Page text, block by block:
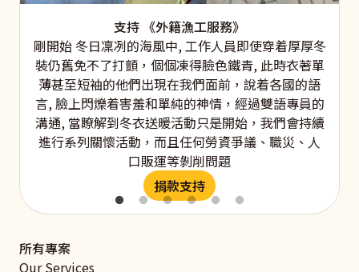
支持 《外籍漁工服務》
剛開始 冬日凜冽的海風中, 工作人員即使穿着厚厚冬
裝仍舊免不了打顫，個個凍得臉色鐵青, 此時衣著單
薄甚至短袖的他們出現在我們面前，說着各國的語
言, 臉上閃爍着害羞和單純的神情，經過雙語專員的
溝通, 當瞭解到冬衣送暖活動只是開始，我們會持續
進行系列關懷活動，而且任何勞資爭議、職災、人
口販運等剝削問題
捐款支持
所有專案
Our Services